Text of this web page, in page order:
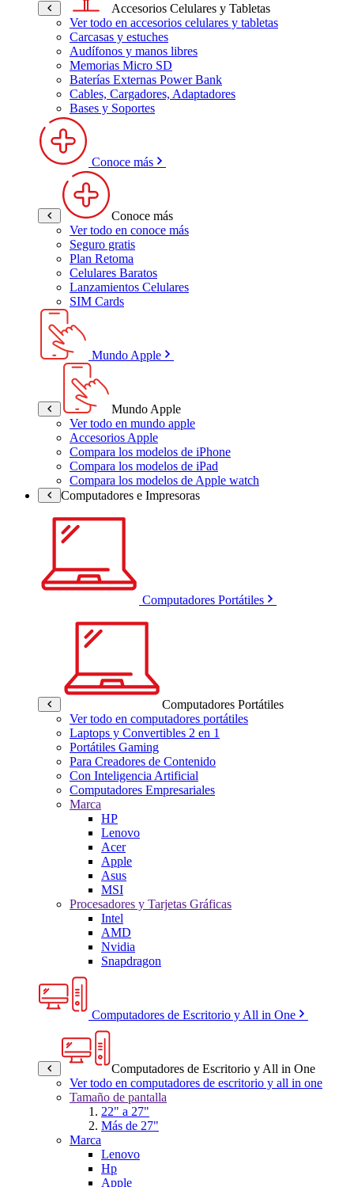
Accesorios Celulares y Tabletas
Ver todo en accesorios celulares y tabletas
Carcasas y estuches
Audífonos y manos libres
Memorias Micro SD
Baterías Externas Power Bank
Cables, Cargadores, Adaptadores
Bases y Soportes
Conoce más
Conoce más
Ver todo en conoce más
Seguro gratis
Plan Retoma
Celulares Baratos
Lanzamientos Celulares
SIM Cards
Mundo Apple
Mundo Apple
Ver todo en mundo apple
Accesorios Apple
Compara los modelos de iPhone
Compara los modelos de iPad
Compara los modelos de Apple watch
Computadores e Impresoras
Computadores Portátiles
Computadores Portátiles
Ver todo en computadores portátiles
Laptops y Convertibles 2 en 1
Portátiles Gaming
Para Creadores de Contenido
Con Inteligencia Artificial
Computadores Empresariales
Marca
HP
Lenovo
Acer
Apple
Asus
MSI
Procesadores y Tarjetas Gráficas
Intel
AMD
Nvidia
Snapdragon
Computadores de Escritorio y All in One
Computadores de Escritorio y All in One
Ver todo en computadores de escritorio y all in one
Tamaño de pantalla
22" a 27"
Más de 27"
Marca
Lenovo
Hp
Apple